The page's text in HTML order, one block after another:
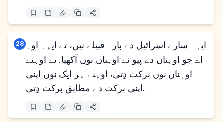
28
ایہہ سارے اسرائیل دے بارہ قبیلے نیں، تے ایہہ اوہ
اے جو اوہناں دے پیو نے اوہناں نوں آکھیا. تے اوہنے
اوہناں نوں برکت دِتی، اوہنے ہر ایک نوں اپنی
اپنی برکت دے مطابق برکت دِتی.